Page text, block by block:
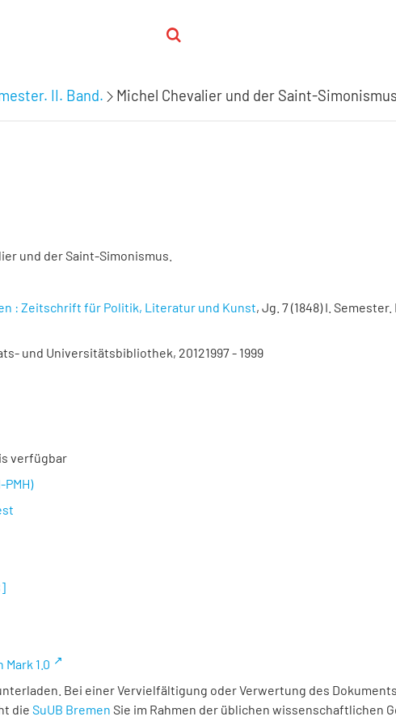
II. Band. Michel Chevalier und der Saint-
und der Saint-Simonismus.
: Zeitschrift für Politik, Literatur und Kunst, Jg. 7 (1848) I. Semester.
und Universitätsbibliothek, 20121997 - 1999
verfügbar
PMH)
]
Mark 1.0
Bei einer Vervielfältigung oder Verwertung des
die SuUB Bremen Sie im Rahmen der üblichen wissenschaftlichen